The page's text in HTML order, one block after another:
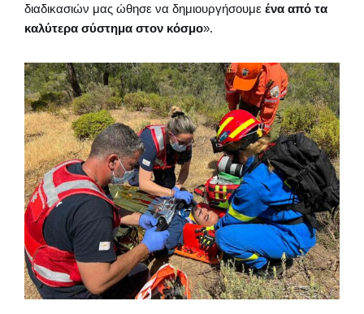
διαδικασιών μας ώθησε να δημιουργήσουμε ένα από τα
καλύτερα σύστημα στον κόσμο».